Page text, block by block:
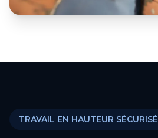
TRAVAIL EN HAUTEUR SÉCURISÉ